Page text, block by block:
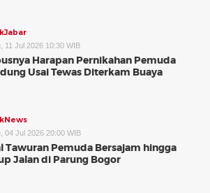
11 Jul 2026 10:30 WIB
Harapan Pernikahan Pemuda
Usai Tewas Diterkam Buaya
04 Jul 2026 20:00 WIB
Tawuran Pemuda Bersajam hingga
Jalan di Parung Bogor